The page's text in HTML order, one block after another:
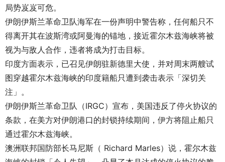
局势岌岌可危。
伊朗伊斯兰革命卫队海军在一份声明中警告称，任何船只不
得离开其在波斯湾或阿曼海的锚地，接近霍尔木兹海峡将被
视为与敌人合作，违者将成为打击目标。
印度方面表示，已召见伊朗驻新德里大使，并对周末两艘试
图穿越霍尔木兹海峡的印度籍船只遭到袭击表示「深切关
注」。
伊朗伊斯兰革命卫队（IRGC）宣布，美国违反了停火协议的
条款，在美方对伊朗港口的封锁持续期间，伊方将阻止船只
通过霍尔木兹海峡。
澳洲联邦国防部长马尼斯（ Richard Marles）说，霍尔木兹